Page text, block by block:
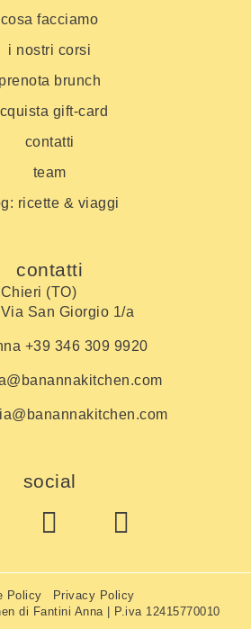
cosa facciamo
i nostri corsi
prenota brunch
gift-card
contatti
team
ricette & viaggi
contatti
Chieri (TO)
Via San Giorgio 1/a
+39 346 309 9920
social
di Fantini Anna | P.iva 12415770010
Policy Privacy Policy